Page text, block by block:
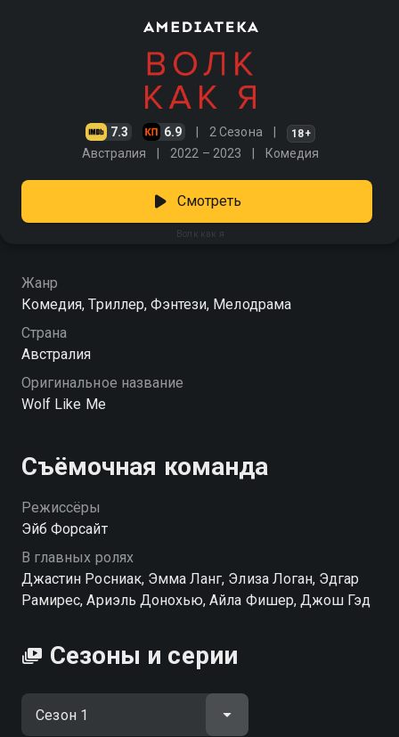
7.3 6.9 2 Сезона 18+
Австралия 2022 – 2023 Комедия
Волк как я
Смотреть
Жанр
Комедия, Триллер, Фэнтези, Мелодрама
Страна
Австралия
Оригинальное название
Wolf Like Me
Съёмочная команда
Режиссёры
Эйб Форсайт
В главных ролях
Джастин Росниак, Эмма Ланг, Элиза Логан, Эдгар
Рамирес, Ариэль Донохью, Айла Фишер, Джош Гэд
Сезоны и серии